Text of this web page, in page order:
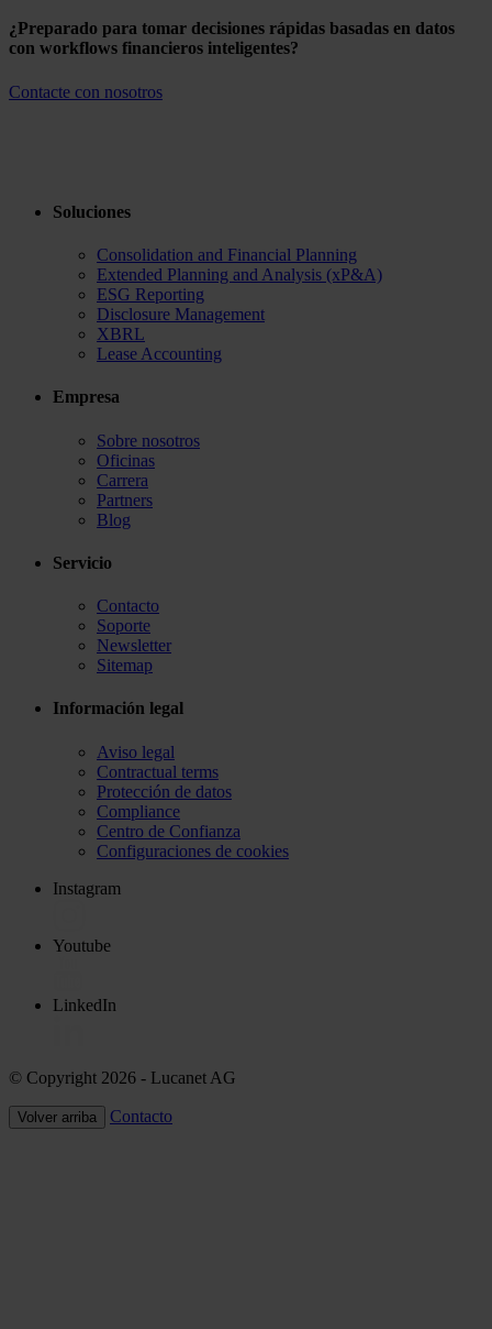
¿Preparado para tomar decisiones rápidas basadas en datos
con workflows financieros inteligentes?
Contacte con nosotros
Soluciones
Consolidation and Financial Planning
Extended Planning and Analysis (xP&A)
ESG Reporting
Disclosure Management
XBRL
Lease Accounting
Empresa
Sobre nosotros
Oficinas
Carrera
Partners
Blog
Servicio
Contacto
Soporte
Newsletter
Sitemap
Información legal
Aviso legal
Contractual terms
Protección de datos
Compliance
Centro de Confianza
Configuraciones de cookies
Instagram
Youtube
LinkedIn
© Copyright 2026 - Lucanet AG
Volver arriba Contacto